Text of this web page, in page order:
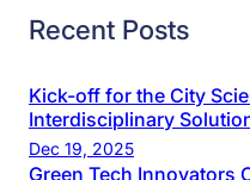
Recent Posts
Kick-off for the City
Interdisciplinary
Dec 19, 2025
Green Tech Innovators